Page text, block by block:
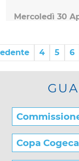
Mercoledì 30
4 5 6
Copa Cogeca